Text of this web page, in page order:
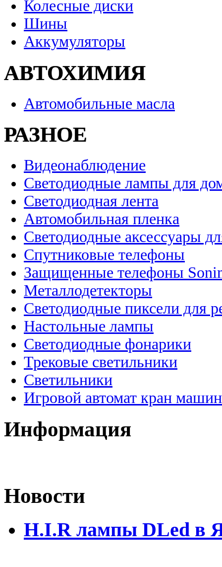
Колесные диски
Шины
Аккумуляторы
АВТОХИМИЯ
Автомобильные масла
РАЗНОЕ
Видеонаблюдение
Светодиодные лампы для
Светодиодная лента
Автомобильная пленка
Светодиодные аксессуары
Спутниковые телефоны
Защищенные телефоны
Металлодетекторы
Светодиодные пиксели для
Настольные лампы
Светодиодные фонарики
Трековые светильники
Светильники
Игровой автомат кран
Информация
Новости
H.I.R лампы DLed в